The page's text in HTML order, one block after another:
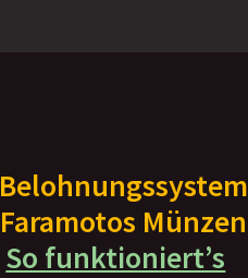
Belohnungssystem
Faramotos Münzen
So funktioniert’s